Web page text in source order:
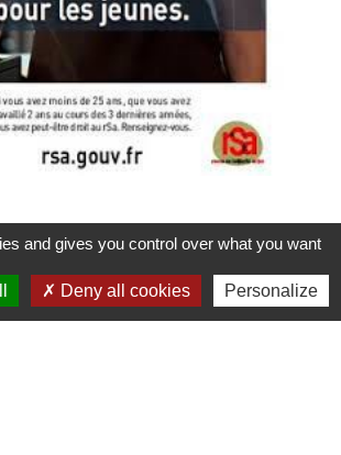
and gives you control over what you want
Deny all cookies Personalize